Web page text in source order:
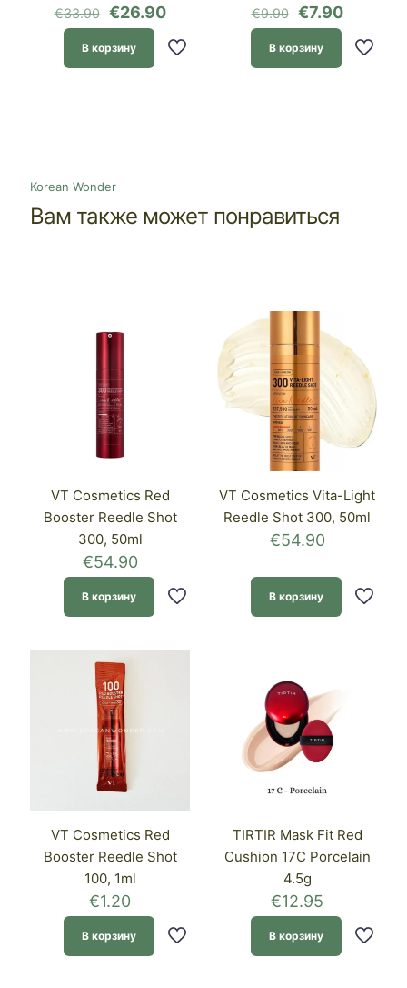
€33.90
Первоначальная
цена
составляла
€33.90.
€26.90Текущая
€26.90.
В корзину
€9.90
цена
составляла
€9.90.
€7.90
€7.90.
В корзину
Korean Wonder
Вам также может понравиться
VT Cosmetics Red
Booster Reedle Shot
300, 50ml
€54.90
В корзину
VT Cosmetics Vita-Light
Reedle Shot 300, 50ml
€54.90
В корзину
VT Cosmetics Red
Booster Reedle Shot
100, 1ml
€1.20
В корзину
TIRTIR Mask Fit Red
Cushion 17C Porcelain
4.5g
€12.95
В корзину